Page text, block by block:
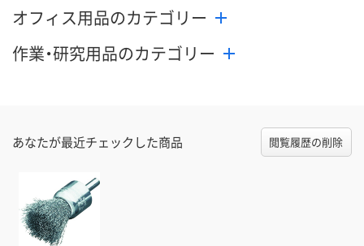
カゴへ
オフィス用品のカテゴリー
作業・研究用品のカテゴリー
あなたが最近チェックした商品 閲覧履歴の削除